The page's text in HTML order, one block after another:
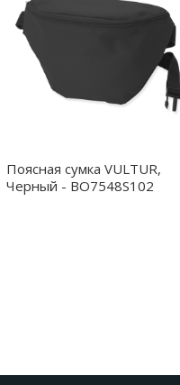
Поясная сумка VULTUR,
Черный - BO7548S102